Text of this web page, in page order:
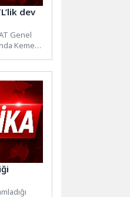
dev
Genel
Kemer